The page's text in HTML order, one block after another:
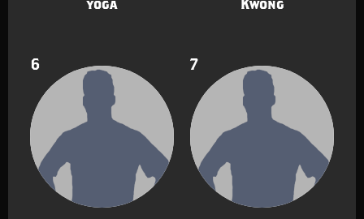
yoga Kwong
6 7